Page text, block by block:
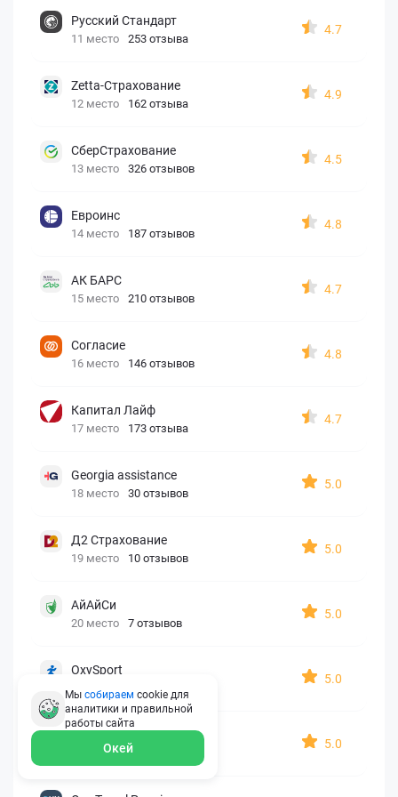
Русский Стандарт
11 место 253 отзыва
4.7
Zetta-Страхование
12 место 162 отзыва
4.9
СберСтрахование
13 место 326 отзывов
4.5
Евроинс
14 место 187 отзывов
4.8
АК БАРС
15 место 210 отзывов
4.7
Согласие
16 место 146 отзывов
4.8
Капитал Лайф
17 место 173 отзыва
4.7
Georgia assistance
18 место 30 отзывов
5.0
Д2 Страхование
19 место 10 отзывов
5.0
АйАйСи
20 место 7 отзывов
5.0
OxySport
21 место 6 отзывов
5.0
ERGO AXA
22 место 2 отзыва
5.0
Мы собираем cookie для
аналитики и правильной
работы сайта
Окей